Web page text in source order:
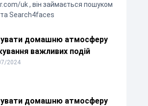
uk , він займається пошуком
Search4faces
домашню атмосферу
важливих подій
2024
домашню атмосферу